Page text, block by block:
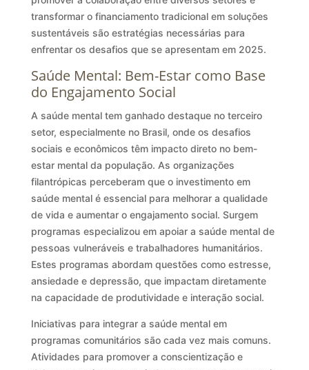
transformar o financiamento tradicional em soluções
sustentáveis são estratégias necessárias para
enfrentar os desafios que se apresentam em 2025.
Saúde Mental: Bem-Estar como Base
do Engajamento Social
A saúde mental tem ganhado destaque no terceiro
setor, especialmente no Brasil, onde os desafios
sociais e econômicos têm impacto direto no bem-
estar mental da população. As organizações
filantrópicas perceberam que o investimento em
saúde mental é essencial para melhorar a qualidade
de vida e aumentar o engajamento social. Surgem
programas especializou em apoiar a saúde mental de
pessoas vulneráveis e trabalhadores humanitários.
Estes programas abordam questões como estresse,
ansiedade e depressão, que impactam diretamente
na capacidade de produtividade e interação social.
Iniciativas para integrar a saúde mental em
programas comunitários são cada vez mais comuns.
Atividades para promover a conscientização e